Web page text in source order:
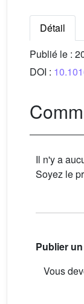
Détail
Publié le :
DOI :
Il n'y a
Soyez le
Publier
Vous